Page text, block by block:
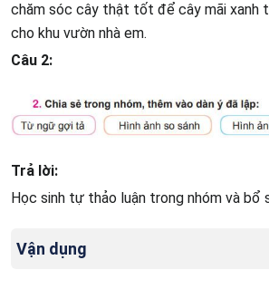
chăm sóc cây thật tốt để cây mãi xanh
cho khu vườn nhà em.
Câu 2:
Trả lời:
Học sinh tự thảo luận trong nhóm và bổ
Vận dụng